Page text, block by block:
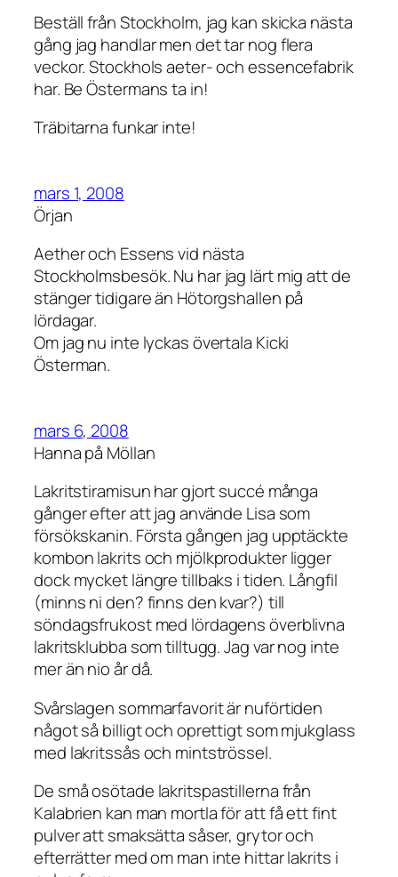
Beställ från Stockholm, jag kan skicka nästa
gång jag handlar men det tar nog flera
veckor. Stockhols aeter- och essencefabrik
har. Be Östermans ta in!
Träbitarna funkar inte!
mars 1, 2008
Örjan
Aether och Essens vid nästa
Stockholmsbesök. Nu har jag lärt mig att de
stänger tidigare än Hötorgshallen på
lördagar.
Om jag nu inte lyckas övertala Kicki
Österman.
mars 6, 2008
Hanna på Möllan
Lakritstiramisun har gjort succé många
gånger efter att jag använde Lisa som
försökskanin. Första gången jag upptäckte
kombon lakrits och mjölkprodukter ligger
dock mycket längre tillbaks i tiden. Långfil
(minns ni den? finns den kvar?) till
söndagsfrukost med lördagens överblivna
lakritsklubba som tilltugg. Jag var nog inte
mer än nio år då.
Svårslagen sommarfavorit är nuförtiden
något så billigt och oprettigt som mjukglass
med lakritssås och mintströssel.
De små osötade lakritspastillerna från
Kalabrien kan man mortla för att få ett fint
pulver att smaksätta såser, grytor och
efterrätter med om man inte hittar lakrits i